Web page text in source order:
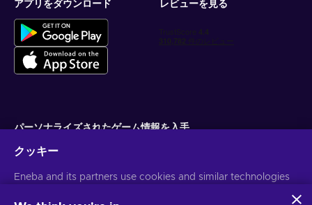
アプリをダウンロード レビューを見る
パーソナライズされたゲーム情報を入手
配信停止はいつでも可能です。詳しくは個人情報保護方針をご覧くださ
クッキー
Eneba and its partners use cookies and similar technologies